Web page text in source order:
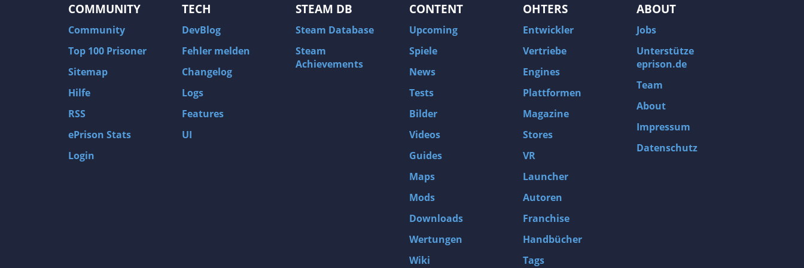
COMMUNITY
Community
Top 100 Prisoner
Sitemap
Hilfe
RSS
ePrison Stats
Login
TECH
DevBlog
Fehler melden
Changelog
Logs
Features
UI
STEAM DB
Steam Database
Steam
Achievements
CONTENT
Upcoming
Spiele
News
Tests
Bilder
Videos
Guides
Maps
Mods
Downloads
Wertungen
Wiki
OHTERS
Entwickler
Vertriebe
Engines
Plattformen
Magazine
Stores
VR
Launcher
Autoren
Franchise
Handbücher
Tags
ABOUT
Jobs
Unterstütze
eprison.de
Team
About
Impressum
Datenschutz